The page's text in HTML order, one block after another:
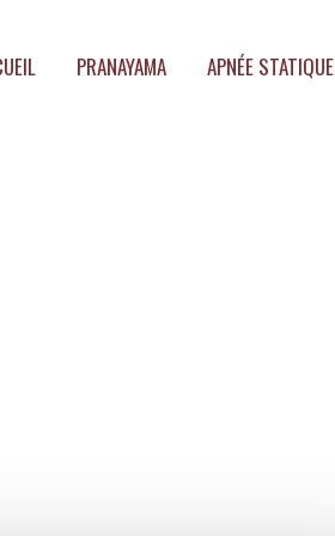
PRANAYAMA APNÉE STATIQUE